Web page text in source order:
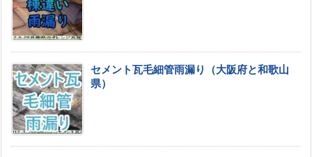
セメント瓦毛細管雨漏り（大阪府と和歌山
県）